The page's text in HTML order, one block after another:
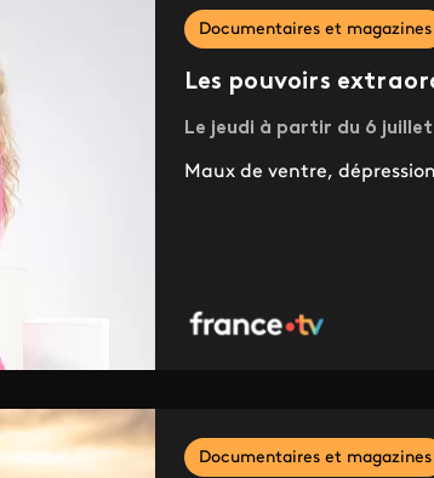
Documentaires et magazines
Les pouvoirs
Le jeudi à partir du 6
Maux de ventre,
Documentaires et magazines